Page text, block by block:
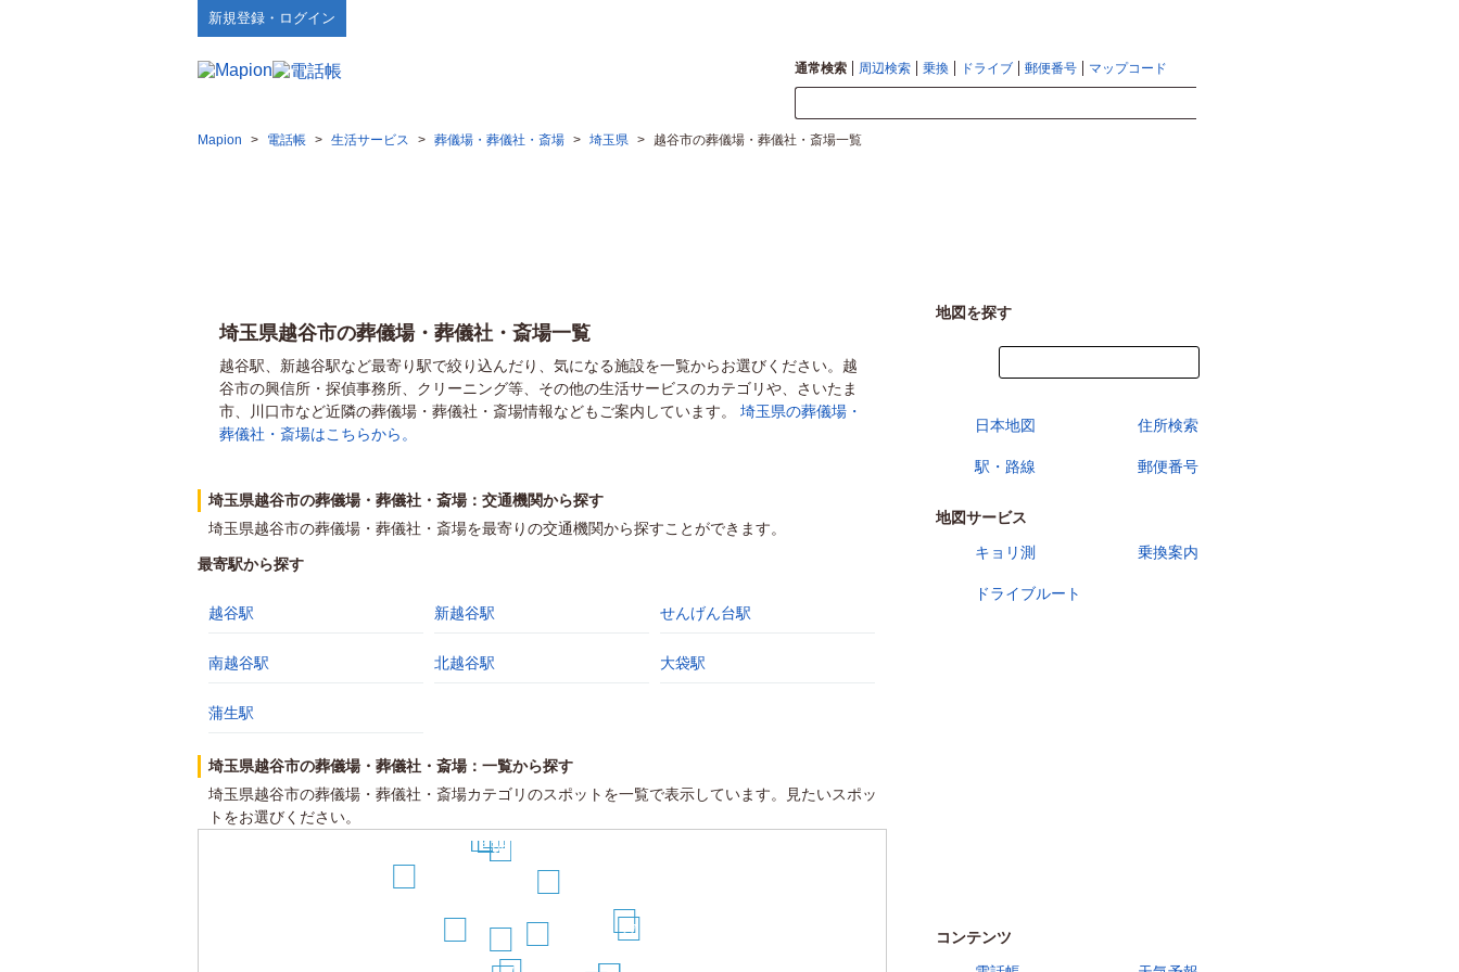
新規登録・ログイン
通常検索 周辺検索 乗換 ドライブ 郵便番号 マップコード
Mapion > 電話帳 > 生活サービス > 葬儀場・葬儀社・斎場 > 埼玉県 > 越谷市の葬儀場・葬儀社・斎場一覧
埼玉県越谷市の葬儀場・葬儀社・斎場一覧
越谷駅、新越谷駅など最寄り駅で絞り込んだり、気になる施設を一覧からお選びください。越
谷市の興信所・探偵事務所、クリーニング等、その他の生活サービスのカテゴリや、さいたま
市、川口市など近隣の葬儀場・葬儀社・斎場情報などもご案内しています。 埼玉県の葬儀場・
葬儀社・斎場はこちらから。
埼玉県越谷市の葬儀場・葬儀社・斎場：交通機関から探す
埼玉県越谷市の葬儀場・葬儀社・斎場を最寄りの交通機関から探すことができます。
最寄駅から探す
越谷駅 新越谷駅 せんげん台駅
南越谷駅 北越谷駅 大袋駅
蒲生駅
埼玉県越谷市の葬儀場・葬儀社・斎場：一覧から探す
埼玉県越谷市の葬儀場・葬儀社・斎場カテゴリのスポットを一覧で表示しています。見たいスポッ
トをお選びください。
17
20
22
23
24
25
地図を探す
日本地図 住所検索
駅・路線 郵便番号
地図サービス
キョリ測
乗換案内
ドライブルート
コンテンツ